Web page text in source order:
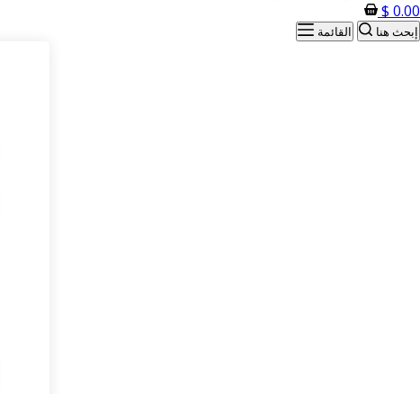
0.00
$
إبحث هنا القائمة